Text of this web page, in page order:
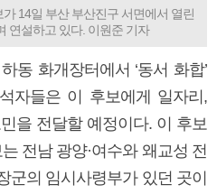
14일 부산 부산진구 서면에서 열린
연설하고 있다. 이원준 기자
동 화개장터에서 ‘동서 화합’
자들은 이 후보에게 일자리,
을 전달할 예정이다. 이 후보
전남 광양·여수와 왜교성 전
군의 임시사령부가 있던 곳이